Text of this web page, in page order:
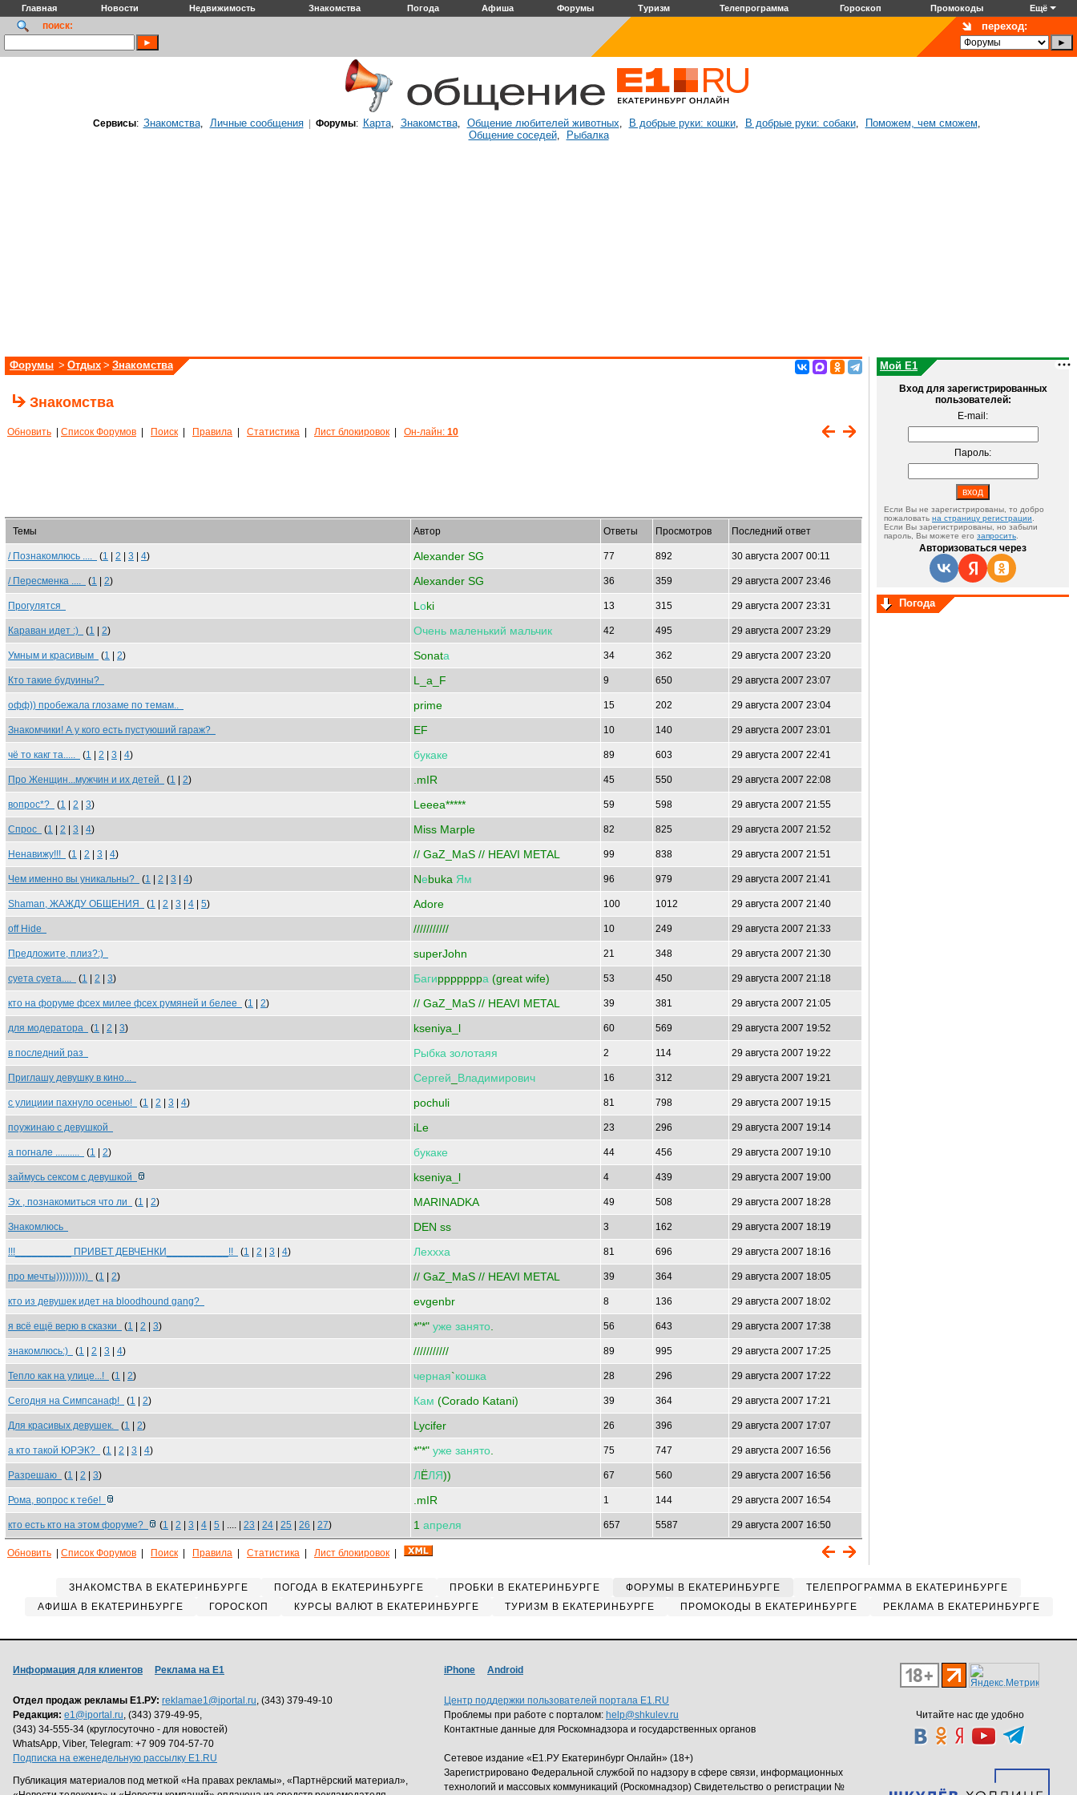
Главная Новости Недвижимость Знакомства Погода Афиша Форумы Туризм Телепрограмма Гороскоп Промокоды Ещё
поиск: переход:
Сервисы: Знакомства, Личные сообщения| Форумы: Карта, Знакомства, Общение любителей животных, В добрые руки: кошки, В добрые руки: собаки, Поможем, чем сможем,
Общение соседей, Рыбалка
Форумы > Отдых > Знакомства
Знакомства
Обновить Список Форумов Поиск Правила Статистика Лист блокировок Он-лайн: 10
Темы Автор Ответы Просмотров Последний ответ
/ Познакомлюсь .... (1 2 3 4) Alexander SG 77 892 30 августа 2007 00:11
/ Пересменка .... (1 2) Alexander SG 36 359 29 августа 2007 23:46
Прогулятся L оki 13 315 29 августа 2007 23:31
Караван идет :) (1 2) Очень маленький мальчик 42 495 29 августа 2007 23:29
Умным и красивым (1 2) Sonatа 34 362 29 августа 2007 23:20
Кто такие будуины? L_a_F 9 650 29 августа 2007 23:07
офф)) пробежала глозаме по темам.. prime 15 202 29 августа 2007 23:04
Знакомчики! А у кого есть пустуюший гараж? EF 10 140 29 августа 2007 23:01
чё то какг та..... (1 2 3 4) букаке 89 603 29 августа 2007 22:41
Про Женщин...мужчин и их детей (1 2) .mIR 45 550 29 августа 2007 22:08
вопрос*? (1 2 3) Leeea***** 59 598 29 августа 2007 21:55
Спрос (1 2 3 4) Miss Marple 82 825 29 августа 2007 21:52
Ненавижу!!! (1 2 3 4) // GaZ_MaS // HEAVI METAL 99 838 29 августа 2007 21:51
Чем именно вы уникальны? (1 2 3 4) Nеbuka Ям 96 979 29 августа 2007 21:41
Shaman, ЖАЖДУ ОБЩЕНИЯ (1 2 3 4 5) Adore 100 1012 29 августа 2007 21:40
off Hide /////////// 10 249 29 августа 2007 21:33
Предложите, плиз?:) superJohn 21 348 29 августа 2007 21:30
суета суета.... (1 2 3) Багиpppppppа (great wife) 53 450 29 августа 2007 21:18
кто на форуме фсех милее фсех румяней и белее (1 2) // GaZ_MaS // HEAVI METAL 39 381 29 августа 2007 21:05
для модератора (1 2 3) kseniya_l 60 569 29 августа 2007 19:52
в последний раз Рыбка золотаяя 2 114 29 августа 2007 19:22
Приглашу девушку в кино... Сергей Владимирович 16 312 29 августа 2007 19:21
с улициии пахнуло осенью! (1 2 3 4) pochuli 81 798 29 августа 2007 19:15
поужинаю с девушкой iLe 23 296 29 августа 2007 19:14
а погнале .......... (1 2) букаке 44 456 29 августа 2007 19:10
займусь сексом с девушкой kseniya_l 4 439 29 августа 2007 19:00
Эх , познакомиться что ли (1 2) MARINADKA 49 508 29 августа 2007 18:28
Знакомлюсь DEN ss 3 162 29 августа 2007 18:19
!!!__________ ПРИВЕТ ДЕВЧЕНКИ___________!! (1 2 3 4) Леххха 81 696 29 августа 2007 18:16
про мечты)))))))))) (1 2) // GaZ_MaS // HEAVI METAL 39 364 29 августа 2007 18:05
кто из девушек идет на bloodhound gang? evgenbr 8 136 29 августа 2007 18:02
я всё ещё верю в сказки (1 2 3) *"*" уже занято 56 643 29 августа 2007 17:38
знакомлюсь:) (1 2 3 4) /////////// 89 995 29 августа 2007 17:25
Тепло как на улице...! (1 2) черная`кошка 28 296 29 августа 2007 17:22
Сегодня на Симпсанаф! (1 2) Кам (Corado Katani) 39 364 29 августа 2007 17:21
Для красивых девушек. (1 2) Lycifer 26 396 29 августа 2007 17:07
а кто такой ЮРЭК? (1 2 3 4) *"*" уже занято 75 747 29 августа 2007 16:56
Разрешаю (1 2 3) ЛЁЛЯ)) 67 560 29 августа 2007 16:56
Рома, вопрос к тебе! .mIR 1 144 29 августа 2007 16:54
кто есть кто на этом форуме? (1 2 3 4 5 | .... | 23 24 25 26 27) 1 апреля 657 5587 29 августа 2007 16:50
Обновить Список Форумов Поиск Правила Статистика Лист блокировок
Мой E1
Вход для зарегистрированных
пользователей:
E-mail:
Пароль:
Если Вы не зарегистрированы, то добро
пожаловать на страницу регистрации
Если Вы зарегистрированы, но забыли
пароль, Вы можете его запросить
Авторизоваться через
Погода
ЗНАКОМСТВА В ЕКАТЕРИНБУРГЕ ПОГОДА В ЕКАТЕРИНБУРГЕ ПРОБКИ В ЕКАТЕРИНБУРГЕ ФОРУМЫ В ЕКАТЕРИНБУРГЕ
ТЕЛЕПРОГРАММА В ЕКАТЕРИНБУРГЕ
АФИША В ЕКАТЕРИНБУРГЕ
ГОРОСКОП КУРСЫ ВАЛЮТ В ЕКАТЕРИНБУРГЕ ТУРИЗМ В ЕКАТЕРИНБУРГЕ ПРОМОКОДЫ В ЕКАТЕРИНБУРГЕ РЕКЛАМА В ЕКАТЕРИНБУРГЕ
Читайте нас где удобно
Информация для клиентов Реклама на Е1
Отдел продаж рекламы Е1.РУ: reklamae1@iportal.ru, (343) 379-49-10
Редакция: e1@iportal.ru, (343) 379-49-95,
(343) 34-555-34 (круглосуточно - для новостей)
WhatsApp, Viber, Telegram: +7 909 704-57-70
Подписка на еженедельную рассылку E1.RU
Публикация материалов под меткой «На правах рекламы», «Партнёрский материал»,
iPhone Android
Центр поддержки пользователей портала E1.RU
Проблемы при работе с порталом: help@shkulev.ru
Контактные данные для Роскомнадзора и государственных органов
Сетевое издание «Е1.РУ Екатеринбург Онлайн» (18+)
Зарегистрировано Федеральной службой по надзору в сфере связи, информационных
технологий и массовых коммуникаций (Роскомнадзор) Свидетельство о регистрации №